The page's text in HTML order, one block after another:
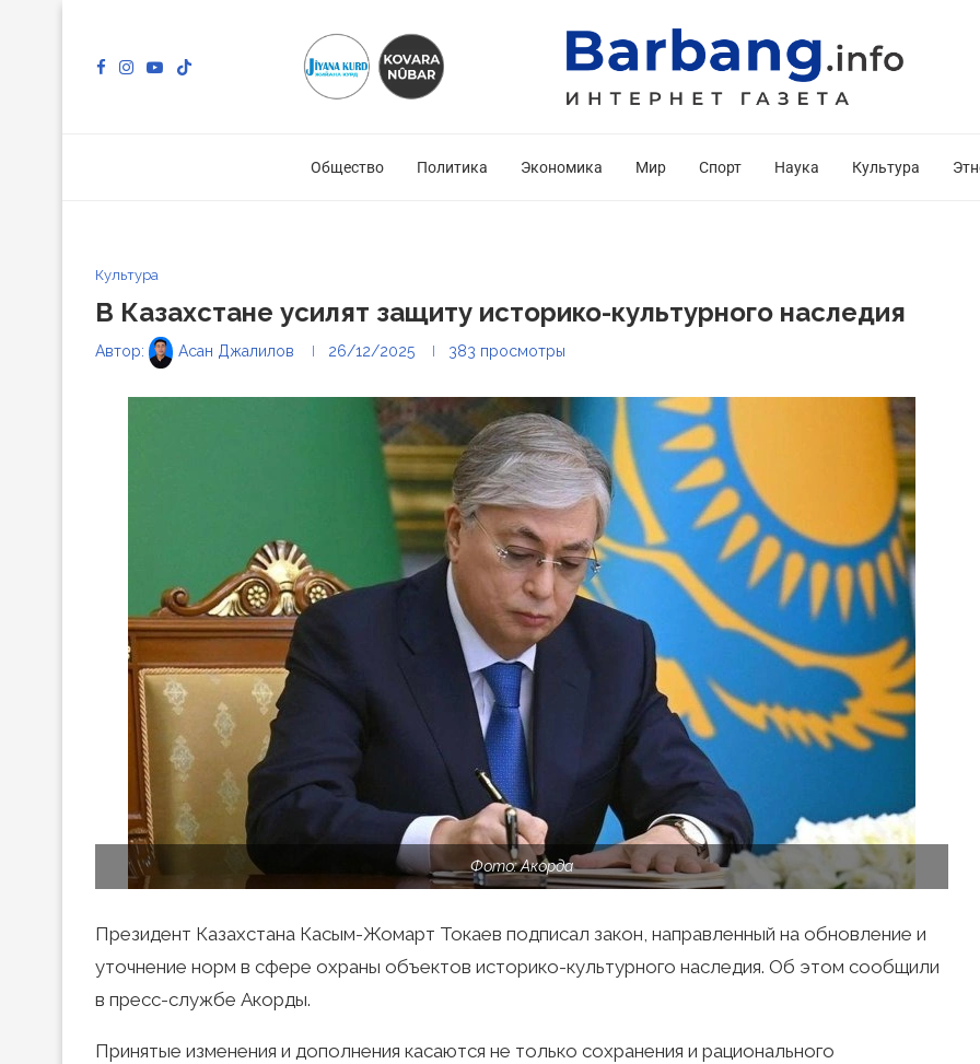
Общество Политика Экономика Мир Спорт Наука Культура
Культура
В Казахстане усилят защиту историко-культурного наследия
Автор: Асан Джалилов 26/12/2025 383 просмотры
Фото: Акорда
Президент Казахстана Касым-Жомарт Токаев подписал закон, направленный на обновление и
уточнение норм в сфере охраны объектов историко-культурного наследия. Об этом сообщили
в пресс-службе Акорды.
Принятые изменения и дополнения касаются не только сохранения и рационального